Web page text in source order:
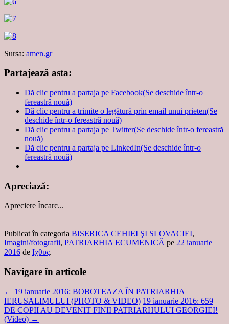
Sursa: amen.gr
Partajează asta:
Dă clic pentru a partaja pe Facebook(Se deschide într-o
fereastră nouă)
Dă clic pentru a trimite o legătură prin email unui prieten(Se
deschide într-o fereastră nouă)
Dă clic pentru a partaja pe Twitter(Se deschide într-o fereastră
nouă)
Dă clic pentru a partaja pe LinkedIn(Se deschide într-o
fereastră nouă)
Apreciază:
Apreciere Încarc...
Publicat în categoria BISERICA CEHIEI ŞI SLOVACIEI,
Imagini/fotografii, PATRIARHIA ECUMENICĂ pe 22 ianuarie
2016 de Ιχθυς.
Navigare în articole
← 19 ianuarie 2016: BOBOTEAZA ÎN PATRIARHIA
IERUSALIMULUI (PHOTO & VIDEO) 19 ianuarie 2016: 659
DE COPII AU DEVENIT FINII PATRIARHULUI GEORGIEI!
(Video) →